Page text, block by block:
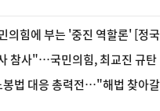
힘에 부는 '중진 역할론' [정
참사"…국민의힘, 최교진 규탄
봉법 대응 총력전…"해법 찾아